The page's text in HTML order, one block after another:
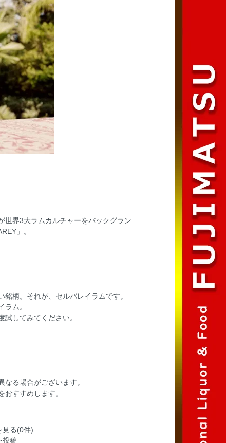
世界3大ラムカルチャーをバックグラン
」。
柄。それが、セルバレイラムです。
ム。
してみてください。
る場合がございます。
すすめします。
見る(0件)
投稿